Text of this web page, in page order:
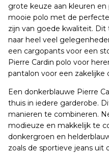
grote keuze aan kleuren
mooie polo met de
zijn van goede kwaliteit.
naar heel veel
een cargopants voor een
Pierre Cardin polo voor
pantalon voor een zakelijke
Een donkerblauwe Pierre
thuis in iedere garderobe.
manieren te combineren.
modieuze en makkelijk te
donkergroen en
zoals de sportieve jeans uit